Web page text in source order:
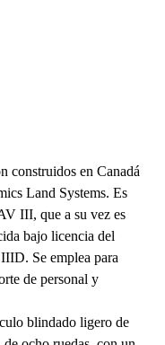
construidos en Canadá
Land Systems. Es
III, que a su vez es
bajo licencia del
Se emplea para
de personal y
blindado ligero de